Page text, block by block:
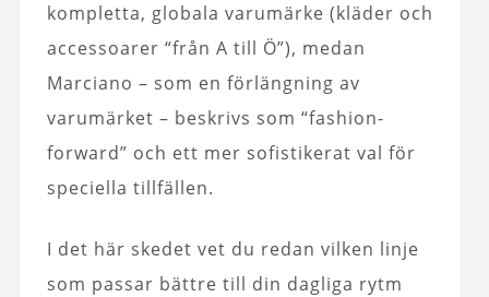
kompletta, globala varumärke (kläder och
accessoarer “från A till Ö”), medan
Marciano – som en förlängning av
varumärket – beskrivs som “fashion-
forward” och ett mer sofistikerat val för
speciella tillfällen.
I det här skedet vet du redan vilken linje
som passar bättre till din dagliga rytm